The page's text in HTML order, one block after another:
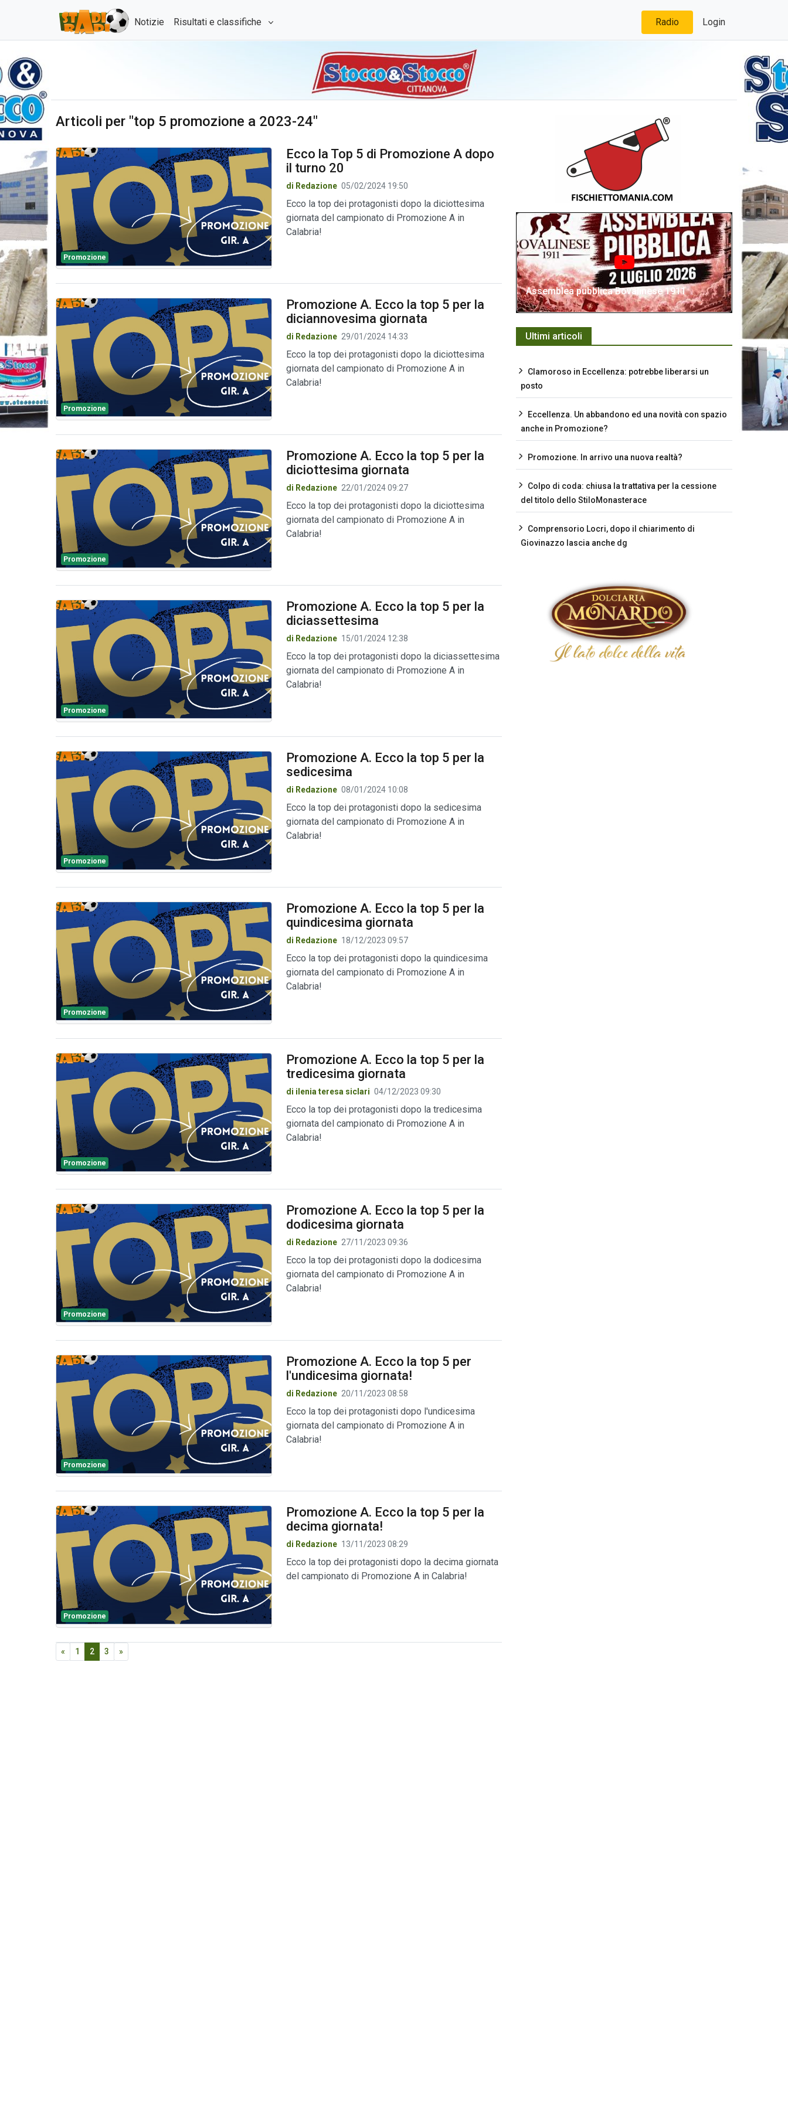
Notizie Risultati e classifiche Radio Login
Articoli per "top 5 promozione a 2023-24"
Promozione
Ecco la Top 5 di Promozione A dopo
il turno 20
di Redazione 05/02/2024 19:50
Ecco la top dei protagonisti dopo la diciottesima
giornata del campionato di Promozione A in
Calabria!
Promozione
Promozione A. Ecco la top 5 per la
diciannovesima giornata
di Redazione 29/01/2024 14:33
Ecco la top dei protagonisti dopo la diciottesima
giornata del campionato di Promozione A in
Calabria!
Promozione
Promozione A. Ecco la top 5 per la
diciottesima giornata
di Redazione 22/01/2024 09:27
Ecco la top dei protagonisti dopo la diciottesima
giornata del campionato di Promozione A in
Calabria!
Promozione
Promozione A. Ecco la top 5 per la
diciassettesima
di Redazione 15/01/2024 12:38
Ecco la top dei protagonisti dopo la diciassettesima
giornata del campionato di Promozione A in
Calabria!
Promozione
Promozione A. Ecco la top 5 per la
sedicesima
di Redazione 08/01/2024 10:08
Ecco la top dei protagonisti dopo la sedicesima
giornata del campionato di Promozione A in
Calabria!
Promozione
Promozione A. Ecco la top 5 per la
quindicesima giornata
di Redazione 18/12/2023 09:57
Ecco la top dei protagonisti dopo la quindicesima
giornata del campionato di Promozione A in
Calabria!
Promozione
Promozione A. Ecco la top 5 per la
tredicesima giornata
di ilenia teresa siclari 04/12/2023 09:30
Ecco la top dei protagonisti dopo la tredicesima
giornata del campionato di Promozione A in
Calabria!
Promozione
Promozione A. Ecco la top 5 per la
dodicesima giornata
di Redazione 27/11/2023 09:36
Ecco la top dei protagonisti dopo la dodicesima
giornata del campionato di Promozione A in
Calabria!
Promozione
Promozione A. Ecco la top 5 per
l'undicesima giornata!
di Redazione 20/11/2023 08:58
Ecco la top dei protagonisti dopo l'undicesima
giornata del campionato di Promozione A in
Calabria!
Promozione
Promozione A. Ecco la top 5 per la
decima giornata!
di Redazione 13/11/2023 08:29
Ecco la top dei protagonisti dopo la decima giornata
del campionato di Promozione A in Calabria!
« 1 2 3 »
Assemblea pubblica Bovalinese 1911
Ultimi articoli
Clamoroso in Eccellenza: potrebbe liberarsi un
posto
Eccellenza. Un abbandono ed una novità con spazio
anche in Promozione?
Promozione. In arrivo una nuova realtà?
Colpo di coda: chiusa la trattativa per la cessione
del titolo dello StiloMonasterace
Comprensorio Locri, dopo il chiarimento di
Giovinazzo lascia anche dg